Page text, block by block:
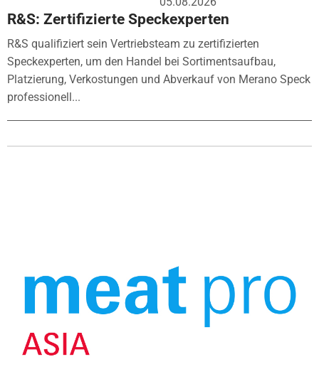
R&S: Zertifizierte Speckexperten
R&S qualifiziert sein Vertriebsteam zu zertifizierten
Speckexperten, um den Handel bei Sortimentsaufbau,
Platzierung, Verkostungen und Abverkauf von Merano Speck
professionell...